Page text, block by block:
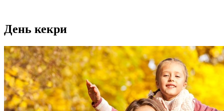
День кекри